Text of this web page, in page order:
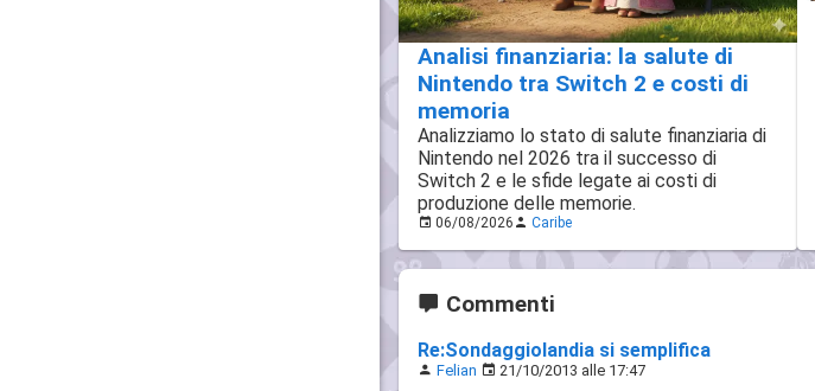
Analisi finanziaria: la salute di
Nintendo tra Switch 2 e costi di
memoria
Analizziamo lo stato di salute finanziaria di
Nintendo nel 2026 tra il successo di
Switch 2 e le sfide legate ai costi di
produzione delle memorie.
06/08/2026 Caribe
Commenti
Re:Sondaggiolandia si semplifica
Felian 21/10/2013 alle 17:47